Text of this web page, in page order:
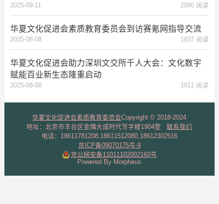
2025-09-11 2080 阅读
华夏文化促进会素质教育委员会到访赛氪网指导交流
2025-08-08 1837 阅读
华夏文化促进会助力深圳文交所千人大会：文化数字
赋能百业新生态隆重启动
2025-08-08 1911 阅读
华夏文化促进会素质教育委员会Copyright © 2018-2024
地址：北京市丰台区金隅大成时代写字楼1904室联系我们
电话：18611781208,18611512080,18612302516
京ICP备09070175号-9
京公网安备11011102002160号
Powered By Morpheus